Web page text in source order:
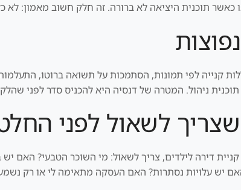
כאשר תוכנית היציאה לא ברורה. זה חלק חשוב מאמון: לא
קנייה לפי תמונות, הסתמכות על תשואה ברוטו,
ניהול. המטרה של דנסיה היא להכניס סדר לפני
לשאול לפני
דירה לילדים, צריך לשאול: מי השוכר הטבעי?
יש עלויות נסתרות? האם העסקה מתאימה לי או רק